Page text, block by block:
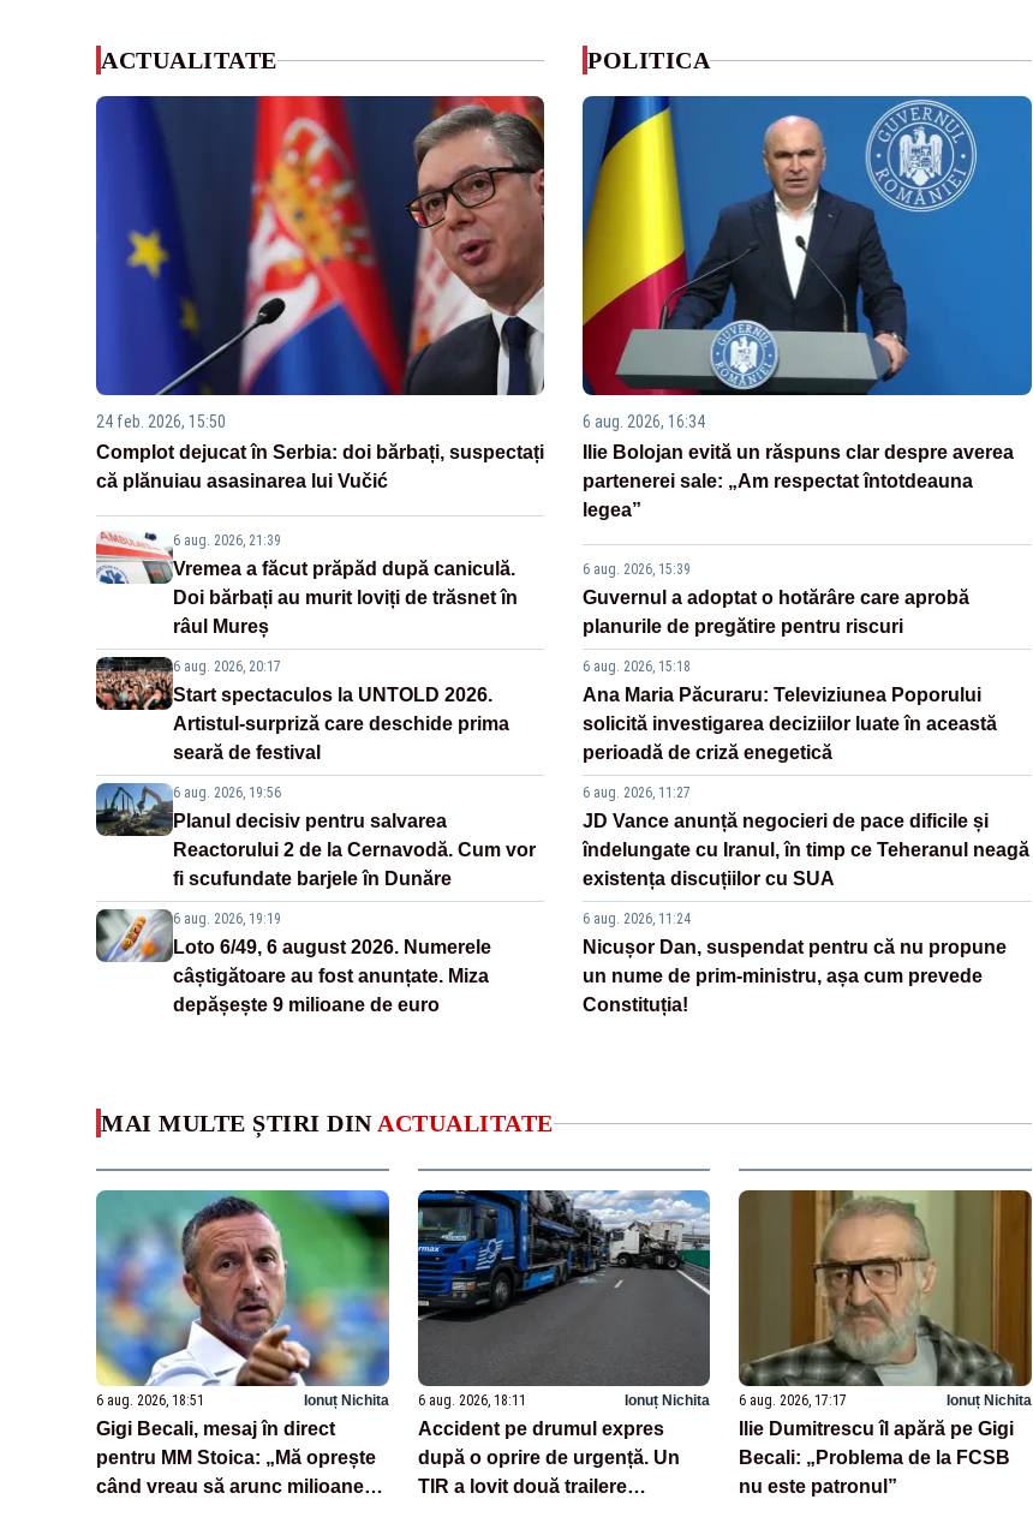
ACTUALITATE
24 feb. 2026, 15:50
Complot dejucat în Serbia: doi bărbați, suspectați
că plănuiau asasinarea lui Vučić
6 aug. 2026, 21:39
Vremea a făcut prăpăd după caniculă.
Doi bărbați au murit loviți de trăsnet în
râul Mureș
6 aug. 2026, 20:17
Start spectaculos la UNTOLD 2026.
Artistul-surpriză care deschide prima
seară de festival
6 aug. 2026, 19:56
Planul decisiv pentru salvarea
Reactorului 2 de la Cernavodă. Cum vor
fi scufundate barjele în Dunăre
6 aug. 2026, 19:19
Loto 6/49, 6 august 2026. Numerele
câștigătoare au fost anunțate. Miza
depășește 9 milioane de euro
POLITICA
6 aug. 2026, 16:34
Ilie Bolojan evită un răspuns clar despre averea
partenerei sale: „Am respectat întotdeauna
legea”
6 aug. 2026, 15:39
Guvernul a adoptat o hotărâre care aprobă
planurile de pregătire pentru riscuri
6 aug. 2026, 15:18
Ana Maria Păcuraru: Televiziunea Poporului
solicită investigarea deciziilor luate în această
perioadă de criză enegetică
6 aug. 2026, 11:27
JD Vance anunță negocieri de pace dificile și
îndelungate cu Iranul, în timp ce Teheranul neagă
existența discuțiilor cu SUA
6 aug. 2026, 11:24
Nicușor Dan, suspendat pentru că nu propune
un nume de prim-ministru, așa cum prevede
Constituția!
MAI MULTE ȘTIRI DIN ACTUALITATE
6 aug. 2026, 18:51 Ionuț Nichita
Gigi Becali, mesaj în direct
pentru MM Stoica: „Mă oprește
când vreau să arunc milioane
6 aug. 2026, 18:11 Ionuț Nichita
Accident pe drumul expres
după o oprire de urgență. Un
TIR a lovit două trailere
6 aug. 2026, 17:17 Ionuț Nichita
Ilie Dumitrescu îl apără pe Gigi
Becali: „Problema de la FCSB
nu este patronul”